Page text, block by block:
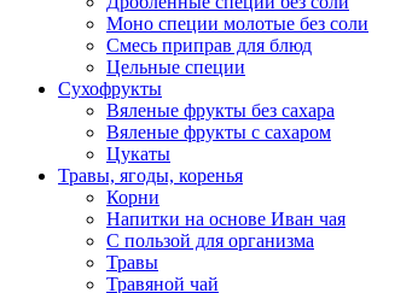
Моно специи молотые без соли
Смесь приправ для блюд
Цельные специи
Сухофрукты
Вяленые фрукты без сахара
Вяленые фрукты с сахаром
Цукаты
Травы, ягоды, коренья
Корни
Напитки на основе Иван чая
С пользой для организма
Травы
Травяной чай